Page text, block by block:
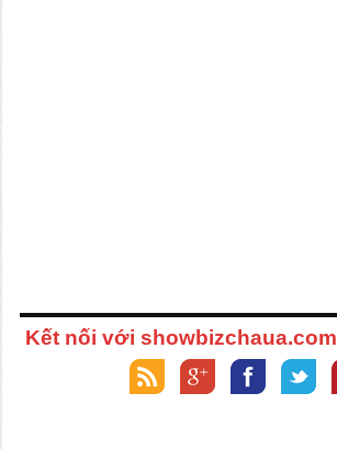
Kết nối với showbizchaua.com